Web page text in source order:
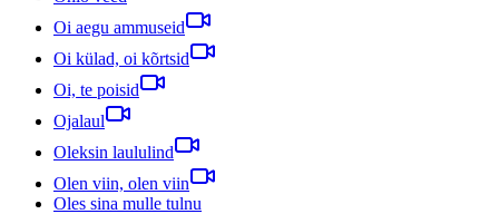
Oi aegu ammuseid
Oi külad, oi kõrtsid
Oi, te poisid
Ojalaul
Oleksin laululind
Olen viin, olen viin
Oles sina mulle tulnu